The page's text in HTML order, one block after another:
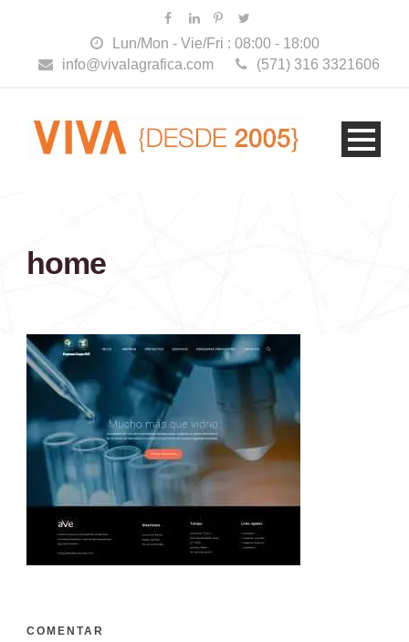
Lun/Mon - Vie/Fri : 08:00 - 18:00
info@vivalagrafica.com
(571) 316 3321606
home
COMENTAR